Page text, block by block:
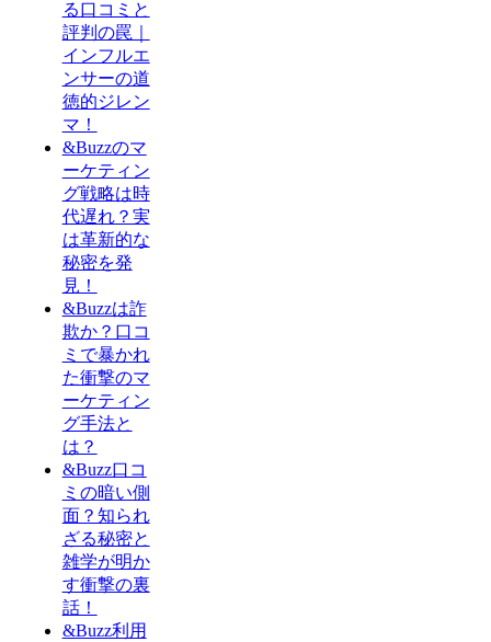
る口コミと
評判の罠｜
インフルエ
ンサーの道
徳的ジレン
マ！
&Buzzのマ
ーケティン
グ戦略は時
代遅れ？実
は革新的な
秘密を発
見！
&Buzzは詐
欺か？口コ
ミで暴かれ
た衝撃のマ
ーケティン
グ手法と
は？
&Buzz口コ
ミの暗い側
面？知られ
ざる秘密と
雑学が明か
す衝撃の裏
話！
&Buzz利用